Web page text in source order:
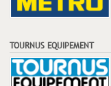
TOURNUS EQUIPEMENT